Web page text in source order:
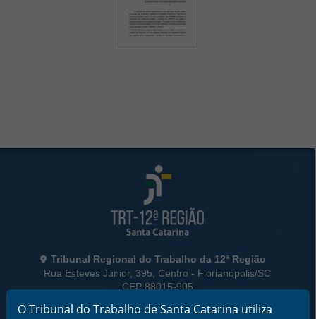
Informações de Contato
Tribunal Regional do Trabalho da 12ª Região
Rua Esteves Júnior, 395, Centro - Florianópolis/SC
CEP 88015-905
O Tribunal do Trabalho de Santa Catarina utiliza